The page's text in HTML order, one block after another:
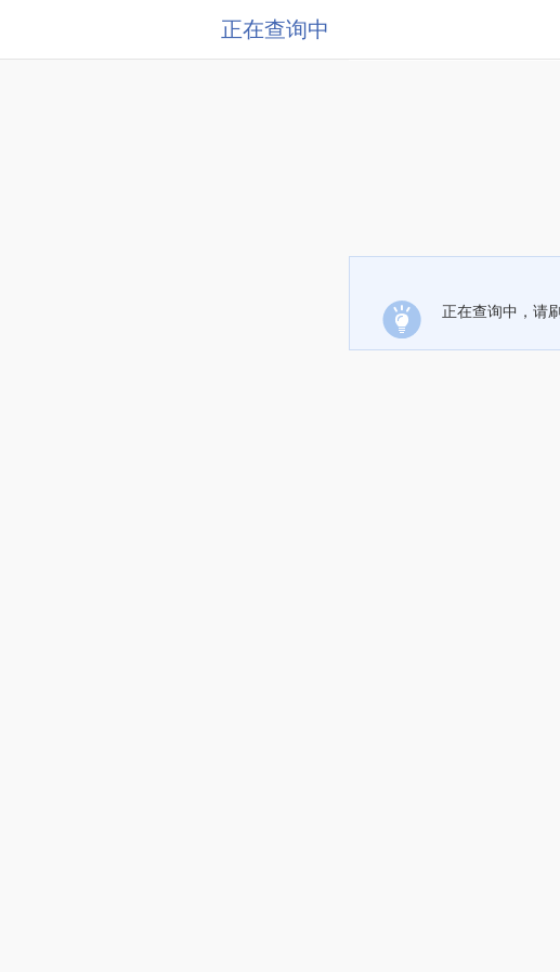
正在查询中
正在查询中，请